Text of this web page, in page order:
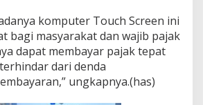
komputer Touch Screen ini
bagi masyarakat dan wajib pajak
dapat membayar pajak tepat
dari denda
ungkapnya.(has)